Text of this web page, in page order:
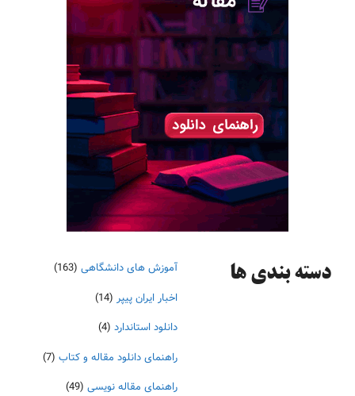
دسته‌ بندی ها آموزش های دانشگاهی (163)
اخبار ایران پیپر (14)
دانلود استاندارد (4)
راهنمای دانلود مقاله و کتاب (7)
راهنمای مقاله نویسی (49)